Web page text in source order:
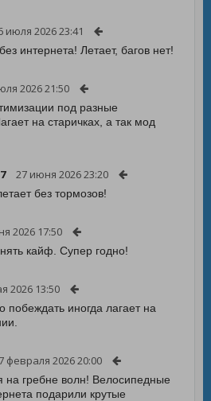
июля 2026 23:41
интернета! Летает, багов нет!
2026 21:50
под разные
на старичках, а так мод
27 июня 2026 23:20
без тормозов!
2026 17:50
кайф. Супер годно!
2026 13:50
побеждать иногда лагает на
февраля 2026 20:00
на гребне волн! Велосипедные
подарили крутые